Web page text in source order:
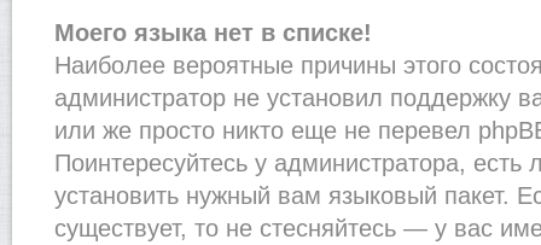
Моего языка нет в списке!
Наиболее вероятные причины этого
администратор не установил поддержку
или же просто никто еще не перевел
Поинтересуйтесь у администратора, есть
установить нужный вам языковый пакет.
существует, то не стесняйтесь — у вас